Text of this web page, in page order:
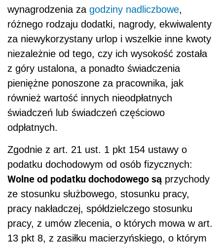
wynagrodzenia za godziny nadliczbowe,
różnego rodzaju dodatki, nagrody, ekwiwalenty
za niewykorzystany urlop i wszelkie inne kwoty
niezależnie od tego, czy ich wysokość została
z góry ustalona, a ponadto świadczenia
pieniężne ponoszone za pracownika, jak
również wartość innych nieodpłatnych
świadczeń lub świadczeń częściowo
odpłatnych.
Zgodnie z art. 21 ust. 1 pkt 154 ustawy o
podatku dochodowym od osób fizycznych:
Wolne od podatku dochodowego sąprzychody
ze stosunku służbowego, stosunku pracy,
pracy nakładczej, spółdzielczego stosunku
pracy, z umów zlecenia, o których mowa w art.
13 pkt 8, z zasiłku macierzyńskiego, o którym